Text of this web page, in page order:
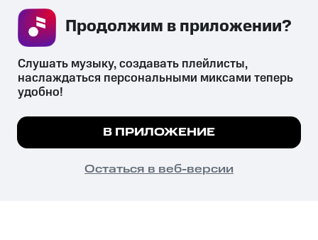
СКАЧАТЬ ПРИЛОЖЕНИЕ
психотропных веществ, их аналогов причиняет вред здоровью,
их незаконный оборот запрещён и влечёт установленную
законодательством ответственность.
© 2026 ООО «КИОН».
Все права защищены
Мы используем куки, чтобы на сайте все
Подробнее
ПОНЯТНО
Слушать музыку, создавать плейлисты,
наслаждаться персональными миксами теперь
удобно!
В ПРИЛОЖЕНИЕ
Остаться в веб-версии